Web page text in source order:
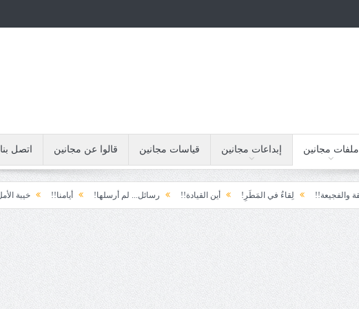
ملفات مجانين إبداعات مجانين قياسات مجانين قالوا عن مجانين اتصل بنا
لِقاءُ في المَطَرِ! أين القيادة!! رسائل... لم أرسلها! أيامنا!! خيبة الأمل.... الأولى!